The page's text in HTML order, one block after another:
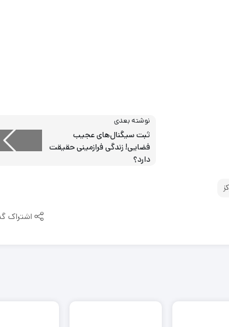
نوشته بعدی
ثبت سیگنال‌های عجیب
فضایی! زندگی فرازمینی حقیقت
دارد؟
اشتراک